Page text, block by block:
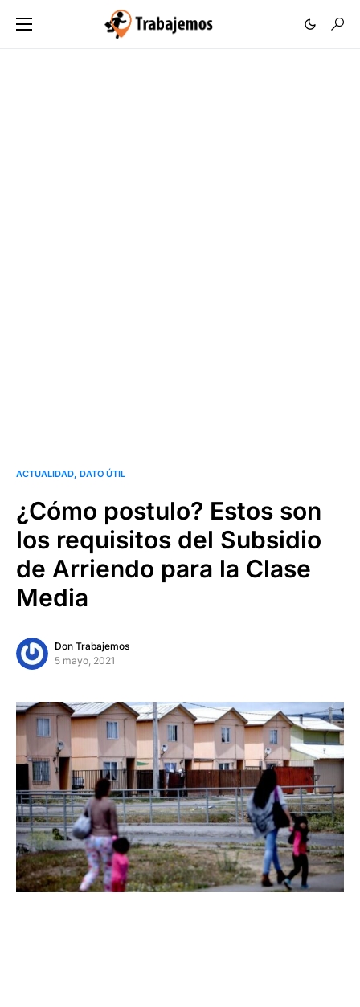
ACTUALIDAD DATO ÚTIL
¿Cómo postulo? Estos son
los requisitos del Subsidio
de Arriendo para la Clase
Media
Don Trabajemos
5 mayo, 2021